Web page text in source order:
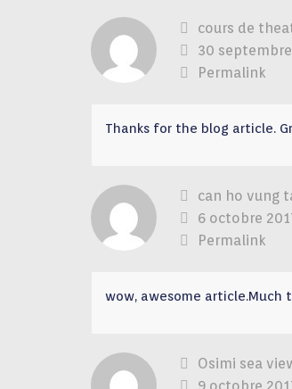
cours de
30
Permalink
Thanks for the blog article.
can ho vung
6 octobre
Permalink
wow, awesome article.Much
Osimi sea
9 octobre